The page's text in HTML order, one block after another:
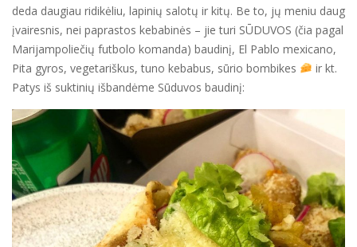
deda daugiau ridikėliu, lapinių salotų ir kitų. Be to, jų meniu daug
įvairesnis, nei paprastos kebabinės – jie turi SŪDUVOS (čia pagal
Marijampoliečių futbolo komanda) baudinį, El Pablo mexicano,
Pita gyros, vegetariškus, tuno kebabus, sūrio bombikes
ir kt.
Patys iš suktinių išbandėme Sūduvos baudinį: